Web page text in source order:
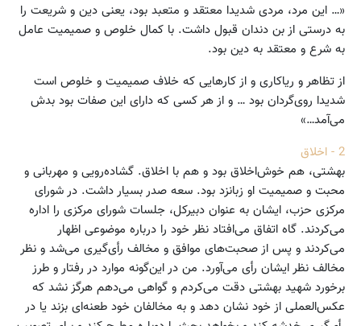
«… این مرد، مردی شدیدا معتقد و متعبد بود، یعنی دین و شریعت را
به درستی از بن دندان قبول داشت. با کمال خلوص و صمیمیت عامل
به شرع و معتقد به دین بود.
از تظاهر و ریاکاری و از کارهایی که خلاف صمیمیت و خلوص است
شدیدا روی‌گردان بود … و از هر کسی که دارای این صفات بود بدش
می‌آمد…»
2 - اخلاق
بهشتی، هم خوش‌اخلاق بود و هم با اخلاق. گشاده‌رویی و مهربانی و
محبت و صمیمیت او زبانزد بود. سعه صدر بسیار داشت. در شورای
مرکزی حزب، ایشان به عنوان دبیرکل، جلسات شورای مرکزی را اداره
می‌کردند. گاه اتفاق می‌افتاد نظر خود را درباره موضوعی اظهار
می‌کردند و پس از صحبت‌های موافق و مخالف رأی‌گیری می‌شد و نظر
مخالف نظر ایشان رأی می‌آورد. من در این‌گونه موارد در رفتار و طرز
برخورد شهید بهشتی دقت می‌کردم و گواهی می‌دهم هرگز نشد که
عکس‌العملی از خود نشان دهد و به مخالفان خود طعنه‌ای بزند یا در